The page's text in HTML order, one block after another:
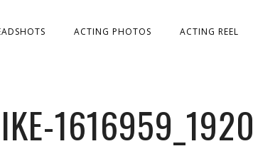
ACTING PHOTOS ACTING REEL
1616959_1920